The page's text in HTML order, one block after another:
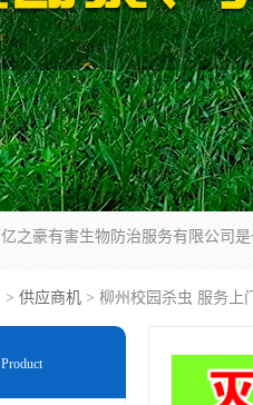
> 供应商机 > 柳州校园杀虫 服务上门
Product